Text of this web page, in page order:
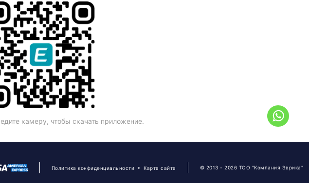
камеру, чтобы скачать приложение.
Политика конфиденциальности Карта сайта © 2013 - 2026 ТОО "Компания Эврика"